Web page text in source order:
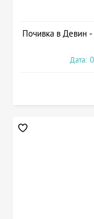
Почивка в Девин
Дата: